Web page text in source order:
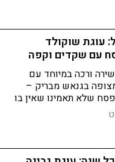
עוגת שוקולד
עם שקדים וקפה
ורכה במיוחד עם
בגנאש מבריק –
שלא תאמינו שאין בו